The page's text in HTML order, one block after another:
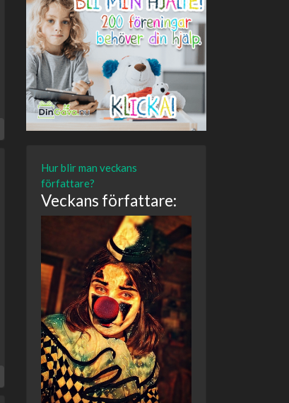
Hur blir man veckans
författare?
Veckans författare: